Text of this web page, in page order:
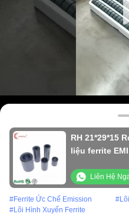
RH 21*29*15
liệu ferrite
Liên Hệ
#Ferrite Ức Chế Emission #
#Lõi Hình Xuyến Ferrite